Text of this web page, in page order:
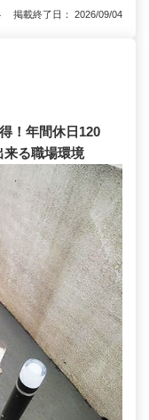
掲載終了日： 2026/09/04
！年間休日120
来る職場環境